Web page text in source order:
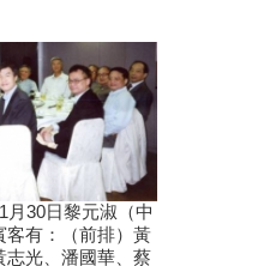
月30日黎元淑（中
客有：（前排）黃
志光、潘國華、蔡